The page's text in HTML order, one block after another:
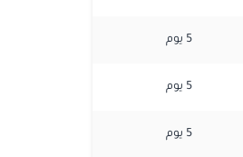
5 يوم
5 يوم
5 يوم